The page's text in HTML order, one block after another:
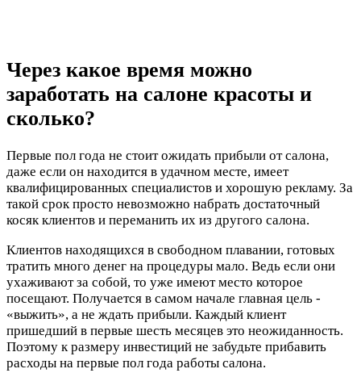
Через какое время можно
заработать на салоне красоты и
сколько?
Первые пол года не стоит ожидать прибыли от салона,
даже если он находится в удачном месте, имеет
квалифицированных специалистов и хорошую рекламу. За
такой срок просто невозможно набрать достаточный
косяк клиентов и переманить их из другого салона.
Клиентов находящихся в свободном плавании, готовых
тратить много денег на процедуры мало. Ведь если они
ухаживают за собой, то уже имеют место которое
посещают. Получается в самом начале главная цель -
«выжить», а не ждать прибыли. Каждый клиент
пришедший в первые шесть месяцев это неожиданность.
Поэтому к размеру инвестиций не забудьте прибавить
расходы на первые пол года работы салона.